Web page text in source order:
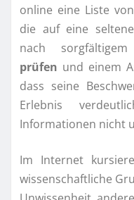
online eine Liste
die auf eine
nach
prüfen und einem
dass seine
Erlebnis
Informationen nicht
Im Internet
wissenschaftliche